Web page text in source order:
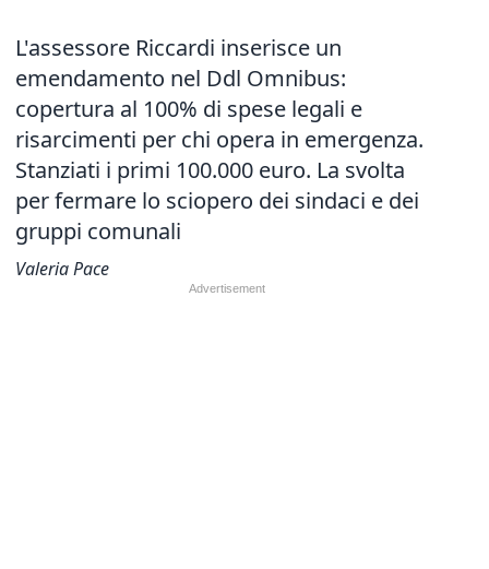
L'assessore Riccardi inserisce un
emendamento nel Ddl Omnibus:
copertura al 100% di spese legali e
risarcimenti per chi opera in emergenza.
Stanziati i primi 100.000 euro. La svolta
per fermare lo sciopero dei sindaci e dei
gruppi comunali
Valeria Pace